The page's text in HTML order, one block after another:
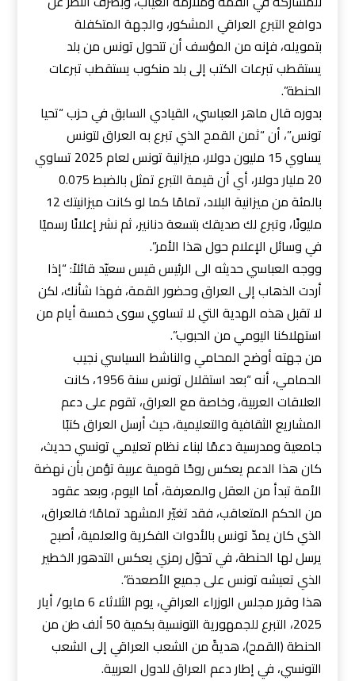
دوافع التبرع العراقي المشكور، والجهة المتكفلة
بتمويله، فإنه من المؤسف أن تتحول تونس من بلد
يستقطب تبرعات الكتب إلى بلد منكوب يستقطب تبرعات
الحنطة”.
بدوره قال ماهر العباسي، القيادي السابق في حزب “تحيا
تونس”، أن “ثمن القمح الذي تبرع به العراق لتونس
يساوي 15 مليون دولار، ميزانية تونس لعام 2025 تساوي
20 مليار دولار، أي أن قيمة التبرع تمثل بالضبط 0.075
بالمئة من ميزانية البلاد، تمامًا كما لو كانت ميزانيتك 12
مليونًا، وتبرع لك صديقك بتسعة دنانير، ثم نشر إعلانًا رسميًا
في وسائل الإعلام حول هذا الأمر”.
ووجه العباسي حديثه الى الرئيس قيس سعيّد قائلاً: “إذا
أردت الذهاب إلى العراق وحضور القمة، فهذا شأنك، لكن
لا تقبل هذه الهدية التي لا تساوي سوى خمسة أيام من
استهلاكنا اليومي من الحبوب”.
من جهته أوضح المحامي والناشط السياسي نجيب
الحمامي، أنه “بعد استقلال تونس سنة 1956، كانت
العلاقات العربية، وخاصة مع العراق، تقوم على دعم
المشاريع الثقافية والتعليمية، حيث أرسل العراق كتبًا
جامعية ومدرسية دعمًا لبناء نظام تعليمي تونسي حديث،
كان هذا الدعم يعكس روحًا قومية عربية تؤمن بأن نهضة
الأمة تبدأ من العقل والمعرفة، أما اليوم، وبعد عقود
من الحكم المتعاقب، فقد تغيّر المشهد تمامًا؛ فالعراق،
الذي كان يمدّ تونس بالأدوات الفكرية والعلمية، أصبح
يرسل لها الحنطة، في تحوّل رمزي يعكس التدهور الخطير
الذي تعيشه تونس على جميع الأصعدة”.
هذا وقرر مجلس الوزراء العراقي، يوم الثلاثاء 6 مايو/ أيار
2025، التبرع للجمهورية التونسية بكمية 50 ألف طن من
الحنطة (القمح)، هديةً من الشعب العراقي إلى الشعب
التونسي، في إطار دعم العراق للدول العربية.